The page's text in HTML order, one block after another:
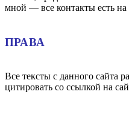
мной — все контакты есть на
ПРАВА
Все тексты с данного сайта
цитировать со ссылкой на